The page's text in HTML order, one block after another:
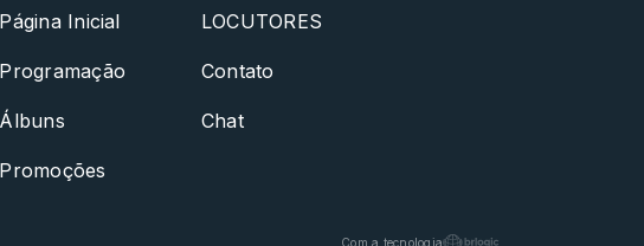
Página Inicial
Programação
Álbuns
Promoções
LOCUTORES
Contato
Chat
Com a tecnologia